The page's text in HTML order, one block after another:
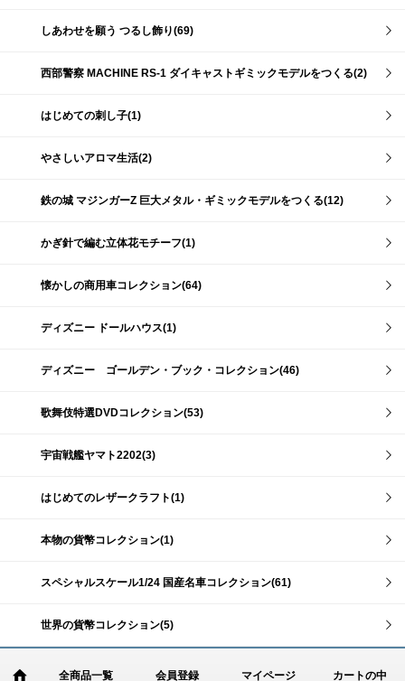
しあわせを願う つるし飾り(69)
西部警察 MACHINE RS-1 ダイキャストギミックモデルをつくる(2)
はじめての刺し子(1)
やさしいアロマ生活(2)
鉄の城 マジンガーZ 巨大メタル・ギミックモデルをつくる(12)
かぎ針で編む立体花モチーフ(1)
懐かしの商用車コレクション(64)
ディズニー ドールハウス(1)
ディズニー ゴールデン・ブック・コレクション(46)
歌舞伎特選DVDコレクション(53)
宇宙戦艦ヤマト2202(3)
はじめてのレザークラフト(1)
本物の貨幣コレクション(1)
スペシャルスケール1/24 国産名車コレクション(61)
世界の貨幣コレクション(5)
全商品一覧 会員登録 マイページ カートの中